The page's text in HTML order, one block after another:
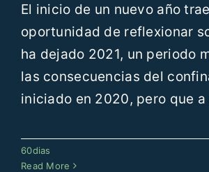
El inicio de un nuevo año
oportunidad de reflexionar
ha dejado 2021, un periodo
las consecuencias del
iniciado en 2020, pero que a
60dias
Read More